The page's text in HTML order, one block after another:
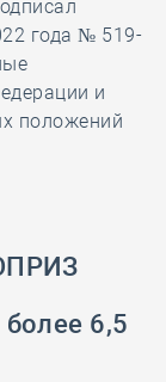
года № 519-
и
положений
6,5